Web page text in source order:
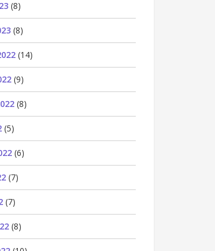
(8)
(8)
(14)
(9)
(8)
(5)
(6)
(7)
(7)
(8)